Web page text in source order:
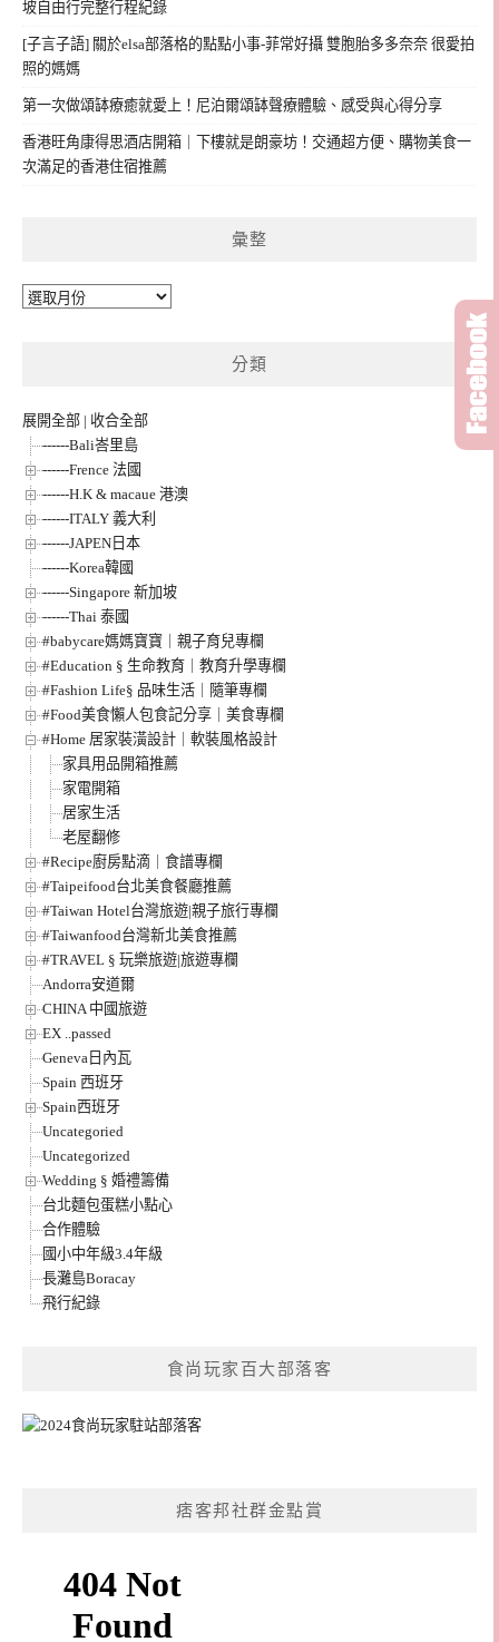
坡自由行完整行程紀錄
[子言子語] 關於elsa部落格的點點小事-菲常好攝 雙胞胎多多奈奈 很愛拍
照的媽媽
第一次做頌缽療癒就愛上！尼泊爾頌缽聲療體驗、感受與心得分享
香港旺角康得思酒店開箱｜下樓就是朗豪坊！交通超方便、購物美食一
次滿足的香港住宿推薦
彙整
彙
分類
展開全部 | 收合全部
------Bali峇里島
------Frence 法國
------H.K & macaue 港澳
------ITALY 義大利
------JAPEN日本
------Korea韓國
------Singapore 新加坡
------Thai 泰國
#babycare媽媽寶寶｜親子育兒專欄
#Education § 生命教育｜教育升學專欄
#Fashion Life§ 品味生活｜隨筆專欄
#Food美食懶人包食記分享｜美食專欄
#Home 居家裝潢設計｜軟裝風格設計
家具用品開箱推薦
家電開箱
居家生活
老屋翻修
#Recipe廚房點滴｜食譜專欄
#Taipeifood台北美食餐廳推薦
#Taiwan Hotel台灣旅遊|親子旅行專欄
#Taiwanfood台灣新北美食推薦
#TRAVEL § 玩樂旅遊|旅遊專欄
Andorra安道爾
CHINA 中國旅遊
EX ..passed
Geneva日內瓦
Spain 西班牙
Spain西班牙
Uncategoried
Uncategorized
Wedding § 婚禮籌備
台北麵包蛋糕小點心
合作體驗
國小中年級3.4年級
長灘島Boracay
飛行紀錄
食尚玩家百大部落客
痞客邦社群金點賞